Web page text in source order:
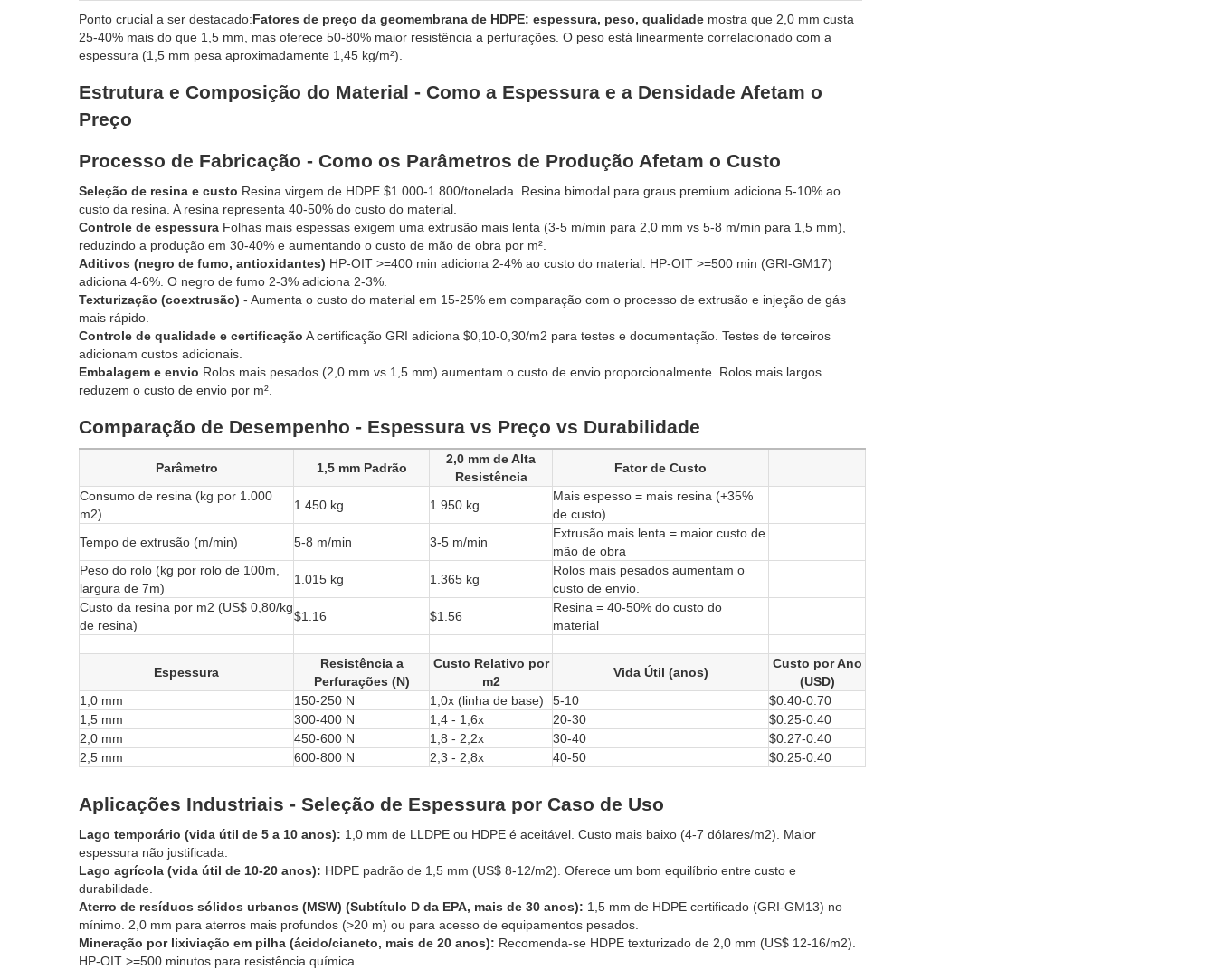
Ponto crucial a ser destacado:Fatores de preço da geomembrana de HDPE: espessura, peso, qualidade mostra que 2,0 mm custa
25-40% mais do que 1,5 mm, mas oferece 50-80% maior resistência a perfurações. O peso está linearmente correlacionado com a
espessura (1,5 mm pesa aproximadamente 1,45 kg/m²).
Estrutura e Composição do Material - Como a Espessura e a Densidade Afetam o
Preço
Processo de Fabricação - Como os Parâmetros de Produção Afetam o Custo
Seleção de resina e custo Resina virgem de HDPE $1.000-1.800/tonelada. Resina bimodal para graus premium adiciona 5-10% ao
custo da resina. A resina representa 40-50% do custo do material.
Controle de espessura Folhas mais espessas exigem uma extrusão mais lenta (3-5 m/min para 2,0 mm vs 5-8 m/min para 1,5 mm),
reduzindo a produção em 30-40% e aumentando o custo de mão de obra por m².
Aditivos (negro de fumo, antioxidantes) HP-OIT >=400 min adiciona 2-4% ao custo do material. HP-OIT >=500 min (GRI-GM17)
adiciona 4-6%. O negro de fumo 2-3% adiciona 2-3%.
Texturização (coextrusão) - Aumenta o custo do material em 15-25% em comparação com o processo de extrusão e injeção de gás
mais rápido.
Controle de qualidade e certificação A certificação GRI adiciona $0,10-0,30/m2 para testes e documentação. Testes de terceiros
adicionam custos adicionais.
Embalagem e envio Rolos mais pesados (2,0 mm vs 1,5 mm) aumentam o custo de envio proporcionalmente. Rolos mais largos
reduzem o custo de envio por m².
Comparação de Desempenho - Espessura vs Preço vs Durabilidade
Parâmetro 1,5 mm Padrão
2,0 mm de Alta
Resistência
Fator de Custo
Consumo de resina (kg por 1.000
m2)
1.450 kg 1.950 kg
Mais espesso = mais resina (+35%
de custo)
Tempo de extrusão (m/min)
5-8 m/min 3-5 m/min
Extrusão mais lenta = maior custo de
mão de obra
Peso do rolo (kg por rolo de 100m,
largura de 7m)
1.015 kg 1.365 kg
Rolos mais pesados aumentam o
custo de envio.
Custo da resina por m2 (US$ 0,80/kg
de resina)
$1.16 $1.56
Resina = 40-50% do custo do
material
Espessura
Resistência a
Perfurações (N)
Custo Relativo por
m2
Vida Útil (anos)
Custo por Ano
(USD)
1,0 mm
150-250 N 1,0x (linha de base) 5-10
$0.40-0.70
1,5 mm
300-400 N 1,4 - 1,6x 20-30
$0.25-0.40
2,0 mm
450-600 N 1,8 - 2,2x 30-40
$0.27-0.40
2,5 mm
600-800 N 2,3 - 2,8x 40-50 $0.25-0.40
Aplicações Industriais - Seleção de Espessura por Caso de Uso
Lago temporário (vida útil de 5 a 10 anos): 1,0 mm de LLDPE ou HDPE é aceitável. Custo mais baixo (4-7 dólares/m2). Maior
espessura não justificada.
Lago agrícola (vida útil de 10-20 anos): HDPE padrão de 1,5 mm (US$ 8-12/m2). Oferece um bom equilíbrio entre custo e
durabilidade.
Aterro de resíduos sólidos urbanos (MSW) (Subtítulo D da EPA, mais de 30 anos): 1,5 mm de HDPE certificado (GRI-GM13) no
mínimo. 2,0 mm para aterros mais profundos (>20 m) ou para acesso de equipamentos pesados.
Mineração por lixiviação em pilha (ácido/cianeto, mais de 20 anos): Recomenda-se HDPE texturizado de 2,0 mm (US$ 12-16/m2).
HP-OIT >=500 minutos para resistência química.